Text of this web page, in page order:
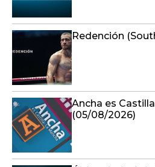
Redención
Ancha es
(05/08/2026)